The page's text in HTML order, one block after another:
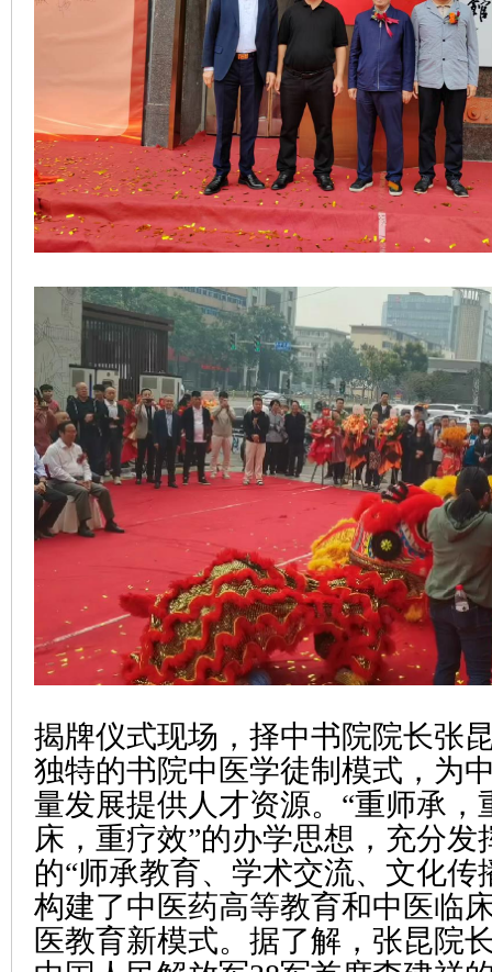
揭牌仪式现场，择中书院院长张
独特的书院中医学徒制模式，为
量发展提供人才资源。“重师承，
床，重疗效”的办学思想，充分发
的“师承教育、学术交流、文化传
构建了中医药高等教育和中医临
医教育新模式。据了解，张昆院